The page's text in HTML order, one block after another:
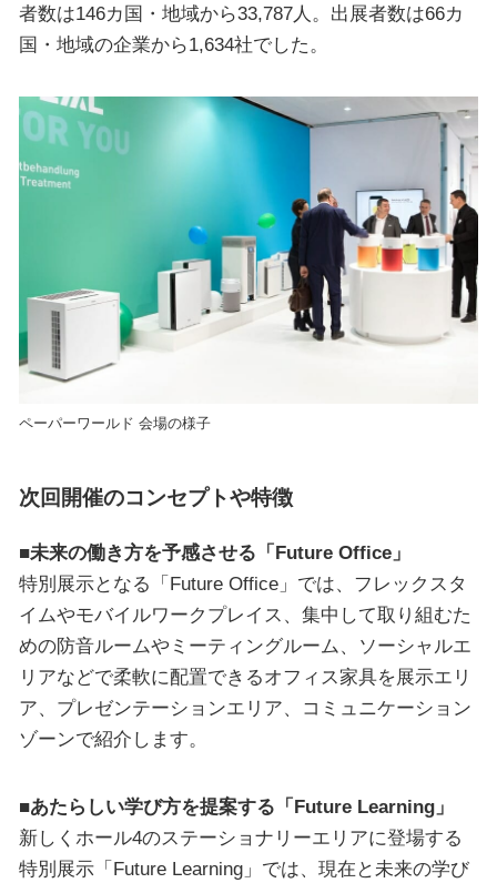
者数は146カ国・地域から33,787人。出展者数は66カ
国・地域の企業から1,634社でした。
ペーパーワールド 会場の様子
次回開催のコンセプトや特徴
■未来の働き方を予感させる「Future Office」
特別展示となる「Future Office」では、フレックスタ
イムやモバイルワークプレイス、集中して取り組むた
めの防音ルームやミーティングルーム、ソーシャルエ
リアなどで柔軟に配置できるオフィス家具を展示エリ
ア、プレゼンテーションエリア、コミュニケーション
ゾーンで紹介します。
■あたらしい学び方を提案する「Future Learning」
新しくホール4のステーショナリーエリアに登場する
特別展示「Future Learning」では、現在と未来の学び